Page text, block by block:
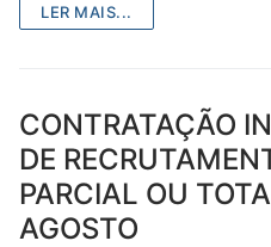
LER MAIS...
CONTRATAÇÃO
DE
PARCIAL OU
AGOSTO